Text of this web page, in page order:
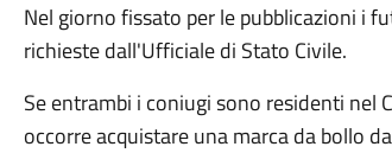
Nel giorno fissato per le pubblicazioni i
richieste dall'Ufficiale di Stato Civile.
Se entrambi i coniugi sono residenti nel
occorre acquistare una marca da bollo